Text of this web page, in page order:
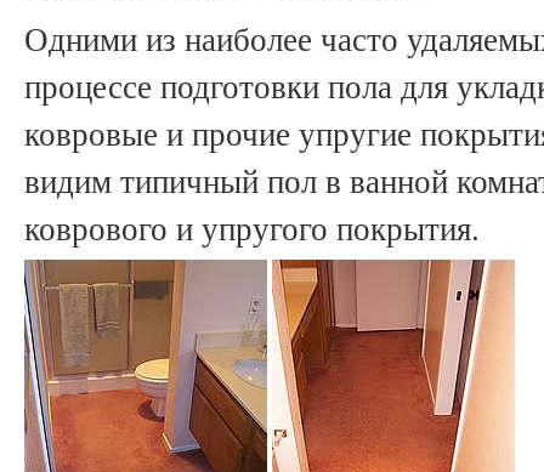
Одними из наиболее часто
процессе подготовки пола для
ковровые и прочие упругие
видим типичный пол в ванной
коврового и упругого покрытия.